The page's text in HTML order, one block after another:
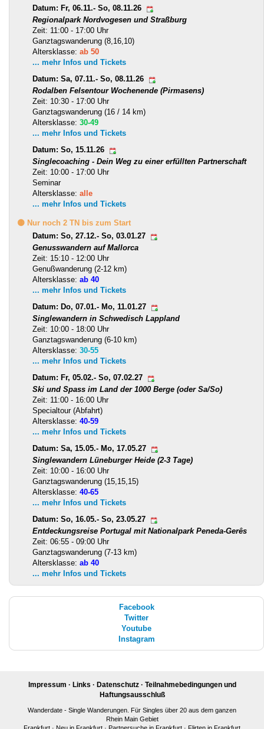
Datum: Fr, 06.11.- So, 08.11.26
Regionalpark Nordvogesen und Straßburg
Zeit: 11:00 - 17:00 Uhr
Ganztagswanderung (8,16,10)
Altersklasse: ab 50
... mehr Infos und Tickets
Datum: Sa, 07.11.- So, 08.11.26
Rodalben Felsentour Wochenende (Pirmasens)
Zeit: 10:30 - 17:00 Uhr
Ganztagswanderung (16 / 14 km)
Altersklasse: 30-49
... mehr Infos und Tickets
Datum: So, 15.11.26
Singlecoaching - Dein Weg zu einer erfüllten Partnerschaft
Zeit: 10:00 - 17:00 Uhr
Seminar
Altersklasse: alle
... mehr Infos und Tickets
🟡 Nur noch 2 TN bis zum Start
Datum: So, 27.12.- So, 03.01.27
Genusswandern auf Mallorca
Zeit: 15:10 - 12:00 Uhr
Genußwanderung (2-12 km)
Altersklasse: ab 40
... mehr Infos und Tickets
Datum: Do, 07.01.- Mo, 11.01.27
Singlewandern in Schwedisch Lappland
Zeit: 10:00 - 18:00 Uhr
Ganztagswanderung (6-10 km)
Altersklasse: 30-55
... mehr Infos und Tickets
Datum: Fr, 05.02.- So, 07.02.27
Ski und Spass im Land der 1000 Berge (oder Sa/So)
Zeit: 11:00 - 16:00 Uhr
Specialtour (Abfahrt)
Altersklasse: 40-59
... mehr Infos und Tickets
Datum: Sa, 15.05.- Mo, 17.05.27
Singlewandern Lüneburger Heide (2-3 Tage)
Zeit: 10:00 - 16:00 Uhr
Ganztagswanderung (15,15,15)
Altersklasse: 40-65
... mehr Infos und Tickets
Datum: So, 16.05.- So, 23.05.27
Entdeckungsreise Portugal mit Nationalpark Peneda-Gerês
Zeit: 06:55 - 09:00 Uhr
Ganztagswanderung (7-13 km)
Altersklasse: ab 40
... mehr Infos und Tickets
Facebook
Twitter
Youtube
Instagram
Impressum · Links · Datenschutz· Teilnahmebedingungen und
Haftungsausschluß
Wanderdate - Single Wanderungen. Für Singles über 20 aus dem ganzen
Rhein Main Gebiet